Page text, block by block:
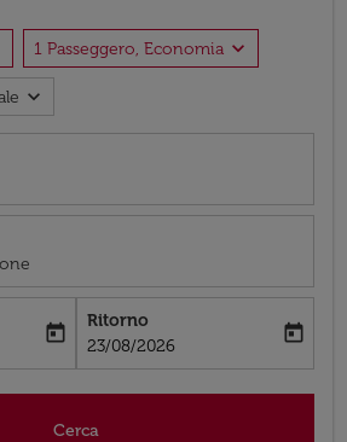
1 Passeggero, Economia expand_more
expand_more
date-aria-label
today
Ritorno
fc-booking-return-date-aria-label
23/08/2026
today
Cerca